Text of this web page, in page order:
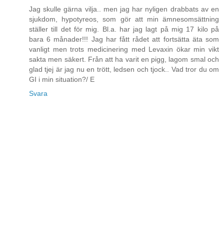
Jag skulle gärna vilja.. men jag har nyligen drabbats av en
sjukdom, hypotyreos, som gör att min ämnesomsättning
ställer till det för mig. Bl.a. har jag lagt på mig 17 kilo på
bara 6 månader!!! Jag har fått rådet att fortsätta äta som
vanligt men trots medicinering med Levaxin ökar min vikt
sakta men säkert. Från att ha varit en pigg, lagom smal och
glad tjej är jag nu en trött, ledsen och tjock.. Vad tror du om
GI i min situation?/ E
Svara